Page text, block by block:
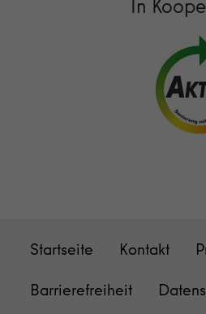
Startseite Kontakt
Barrierefreiheit